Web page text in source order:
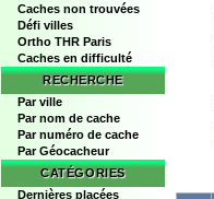
Caches non trouvées
Défi villes
Ortho THR Paris
Caches en difficulté
RECHERCHE
Par ville
Par nom de cache
Par numéro de cache
Par Géocacheur
CATÉGORIES
Dernières placées